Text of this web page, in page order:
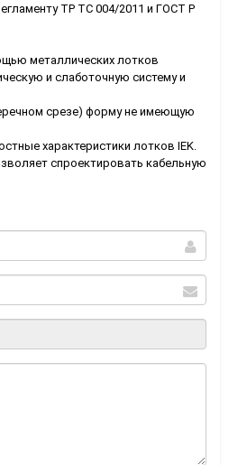
ТР ТС 004/2011 и ГОСТ Р
металлических лотков
и слаботочную систему и
срезе) форму не имеющую
характеристики лотков IEK.
спроектировать кабельную